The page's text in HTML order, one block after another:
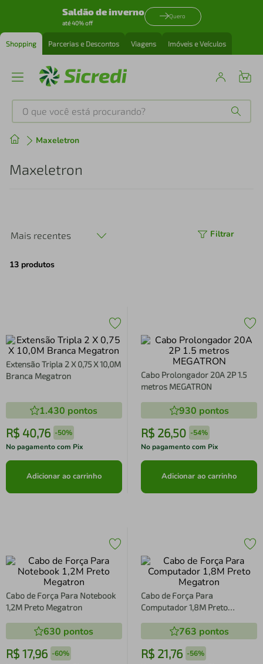
Saldão de inverno
até 40% off
Quero
Shopping Parcerias e Descontos Viagens Imóveis e Veículos
O que você está procurando?
Maxeletron
Maxeletron
Mais recentes Filtrar
13 produtos
Extensão Tripla 2 X 0,75 X 10,0M
Branca Megatron
1.430 pontos
R$ 40,76 -50%
No pagamento com Pix
Adicionar ao carrinho
Cabo Prolongador 20A 2P 1.5
metros MEGATRON
930 pontos
R$ 26,50 -54%
No pagamento com Pix
Adicionar ao carrinho
Cabo de Força Para Notebook
1,2M Preto Megatron
630 pontos
R$ 17,96 -60%
Cabo de Força Para
Computador 1,8M Preto
763 pontos
R$ 21,76 -56%
Produtos mais buscados
tenis
perfume
4º air fryer